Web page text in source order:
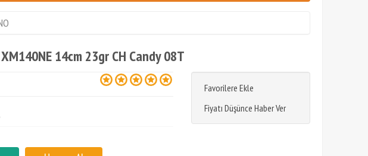
14cm 23gr CH Candy 08T
Favorilere Ekle
Fiyatı Düşünce Haber Ver